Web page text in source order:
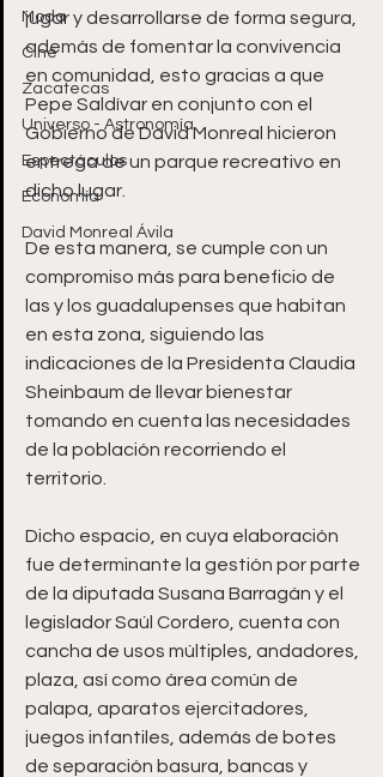
Moda
Cine
Zacatecas
Universo - Astronomía
Espectáculos
Economía
David Monreal Ávila
jugar y desarrollarse de forma segura,
además de fomentar la convivencia
en comunidad, esto gracias a que
Pepe Saldívar en conjunto con el
Gobierno de David Monreal hicieron
entrega de un parque recreativo en
dicho lugar.
De esta manera, se cumple con un
compromiso más para beneficio de
las y los guadalupenses que habitan
en esta zona, siguiendo las
indicaciones de la Presidenta Claudia
Sheinbaum de llevar bienestar
tomando en cuenta las necesidades
de la población recorriendo el
territorio.
Dicho espacio, en cuya elaboración
fue determinante la gestión por parte
de la diputada Susana Barragán y el
legislador Saúl Cordero, cuenta con
cancha de usos múltiples, andadores,
plaza, así como área común de
palapa, aparatos ejercitadores,
juegos infantiles, además de botes
de separación basura, bancas y